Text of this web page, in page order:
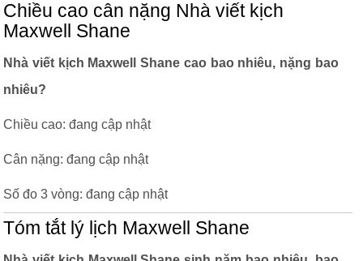
Chiều cao cân nặng Nhà viết kịch
Maxwell Shane
Nhà viết kịch Maxwell Shane cao bao nhiêu, nặng bao
nhiêu?
Chiều cao: đang cập nhật
Cân nặng: đang cập nhật
Số đo 3 vòng: đang cập nhật
Tóm tắt lý lịch Maxwell Shane